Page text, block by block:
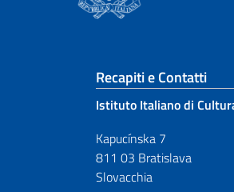
Sezione
Recapiti e Contatti
Istituto Italiano di
Kapucínska 7
811 03 Bratislava
Slovacchia